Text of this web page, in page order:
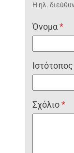
Η ηλ.
Όνομα*
Ιστότοπος
Σχόλιο*